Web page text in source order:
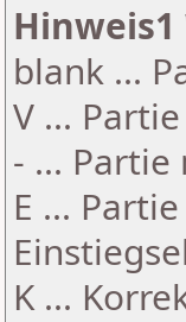
Hinweis1
blank ...
V ...
- ...
E ...
K ...